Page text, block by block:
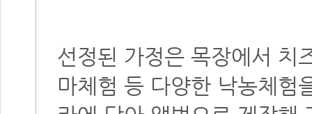
선정된 가정은 목장에서 치
마체험 등 다양한 낙농체험